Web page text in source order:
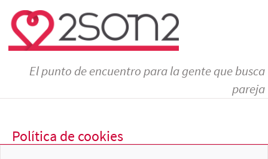
El punto de encuentro para la gente que busca
pareja
Política de cookies